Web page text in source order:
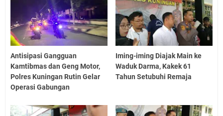
Antisipasi Gangguan
Kamtibmas dan Geng Motor,
Polres Kuningan Rutin Gelar
Operasi Gabungan
Iming-iming Diajak Main ke
Waduk Darma, Kakek 61
Tahun Setubuhi Remaja